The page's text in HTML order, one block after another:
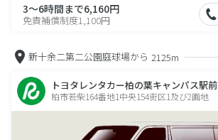
3～6時間まで6,160円
免責補償制度1,100円
新十余二第二公園庭球場から 2125m
トヨタレンタカー柏の葉キャンパス駅前
柏市若柴164番地1中央154街区1及び2画地